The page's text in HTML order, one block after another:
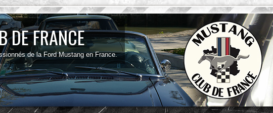
DE FRANCE
de la Ford Mustang en France.